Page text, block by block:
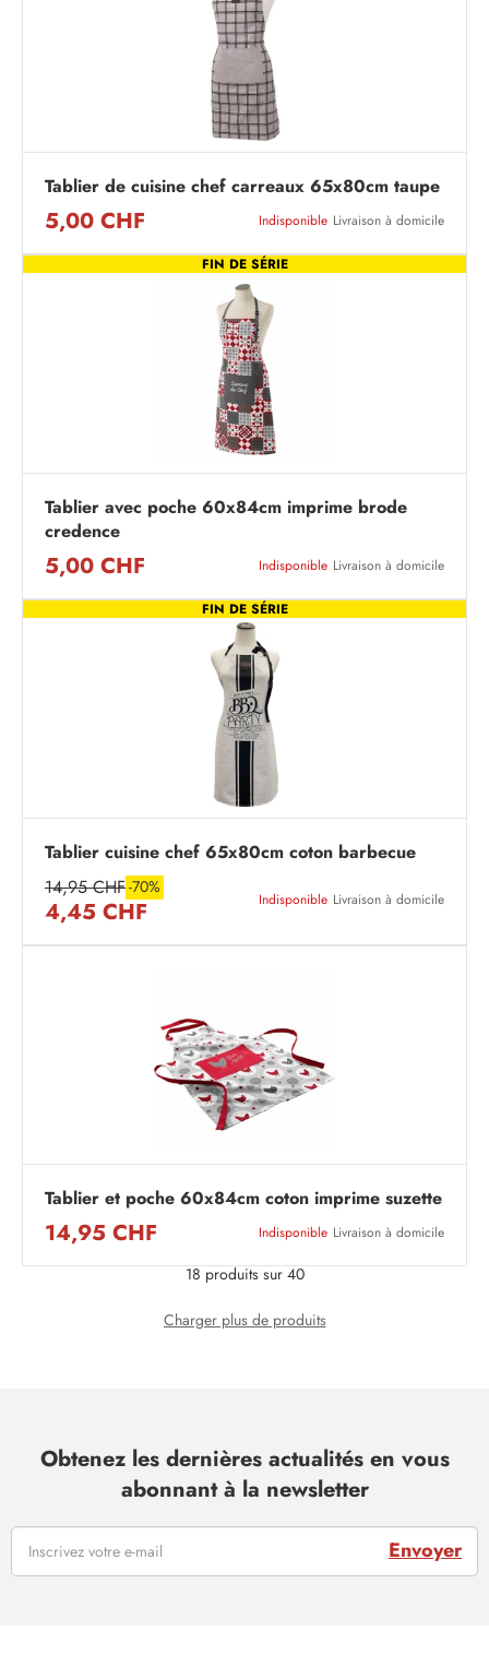
Tablier de cuisine chef carreaux 65x80cm taupe
5,00 CHF Indisponible Livraison à domicile
FIN DE SÉRIE
Tablier avec poche 60x84cm imprime brode
credence
5,00 CHF Indisponible Livraison à domicile
FIN DE SÉRIE
Tablier cuisine chef 65x80cm coton barbecue
14,95 CHF-70%
4,45 CHF Indisponible Livraison à domicile
Tablier et poche 60x84cm coton imprime suzette
14,95 CHF Indisponible Livraison à domicile
18 produits sur 40
Charger plus de produits
Obtenez les dernières actualités en vous
abonnant à la newsletter
Envoyer